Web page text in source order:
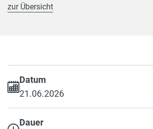
zur Übersicht
Datum
21.06.2026
Dauer